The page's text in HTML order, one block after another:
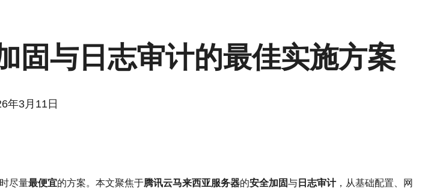
固与日志审计的最佳实施方案
年3月11日
时尽量最便宜的方案。本文聚焦于腾讯云马来西亚服务器的安全加固与 日志审计，从基础配置、网